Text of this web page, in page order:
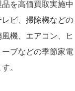
を高価買取実施中
ビ、掃除機などの
機、エアコン、ヒ
ブなどの季節家電
。